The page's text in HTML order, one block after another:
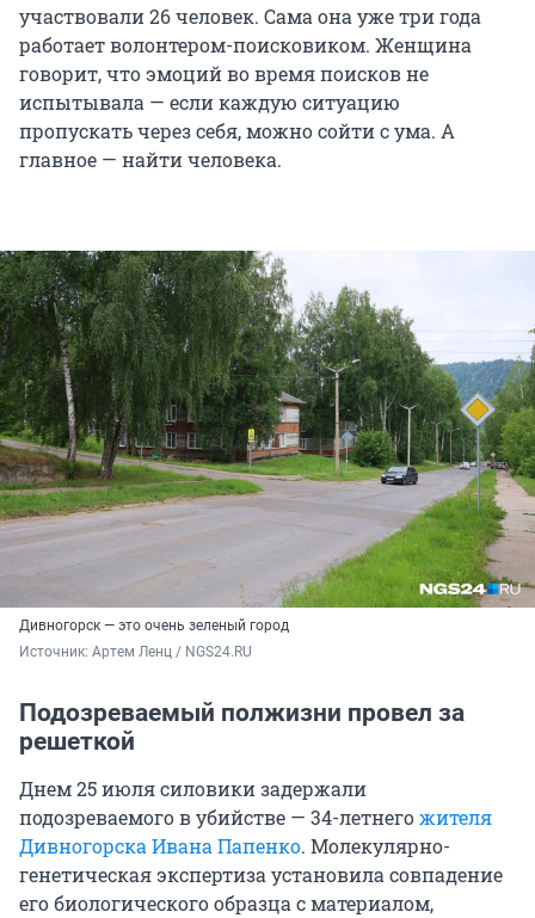
участвовали 26 человек. Сама она уже три года
работает волонтером-поисковиком. Женщина
говорит, что эмоций во время поисков не
испытывала — если каждую ситуацию
пропускать через себя, можно сойти с ума. А
главное — найти человека.
Дивногорск — это очень зеленый город
Источник: Артем Ленц / NGS24.RU
Подозреваемый полжизни провел за
решеткой
Днем 25 июля силовики задержали
подозреваемого в убийстве — 34-летнегожителя
Дивногорска Ивана Папенко. Молекулярно-
генетическая экспертиза установила совпадение
его биологического образца с материалом,